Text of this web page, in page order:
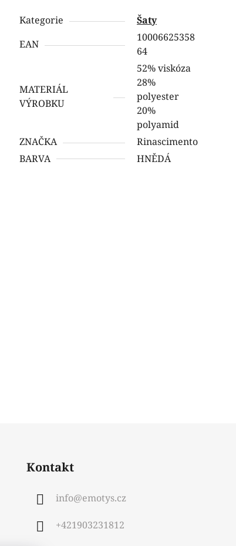
Kategorie
Šaty
EAN
10006625358
64
MATERIÁL
VÝROBKU
52% viskóza
28%
polyester
20%
polyamid
ZNAČKA
Rinascimento
BARVA
HNĚDÁ
Kontakt
info@emotys.cz
+421903231812